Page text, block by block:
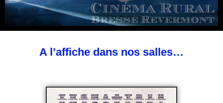
A l’affiche dans nos salles…